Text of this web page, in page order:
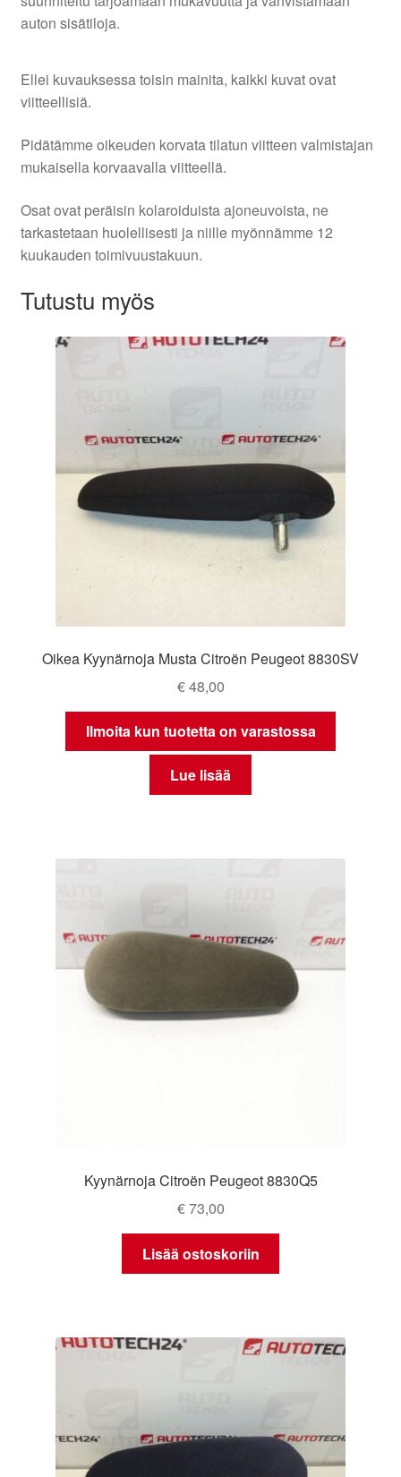
auton sisätiloja.
Ellei kuvauksessa toisin mainita, kaikki kuvat ovat
viitteellisiä.
Pidätämme oikeuden korvata tilatun viitteen valmistajan
mukaisella korvaavalla viitteellä.
Osat ovat peräisin kolaroiduista ajoneuvoista, ne
tarkastetaan huolellisesti ja niille myönnämme 12
kuukauden toimivuustakuun.
Tutustu myös
Oikea Kyynärnoja Musta Citroën Peugeot 8830SV
€48,00
Ilmoita kun tuotetta on varastossa
Lue lisää
Kyynärnoja Citroën Peugeot 8830Q5
€73,00
Lisää ostoskoriin